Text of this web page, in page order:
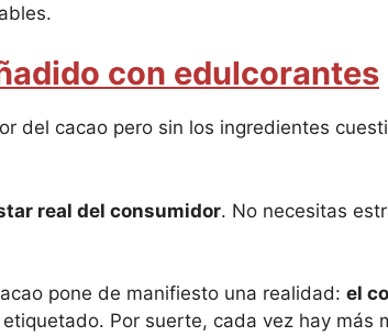
con edulcorantes
del cacao pero sin los ingredientes
real del consumidor. No necesitas
pone de manifiesto una realidad: el
Por suerte, cada vez hay más